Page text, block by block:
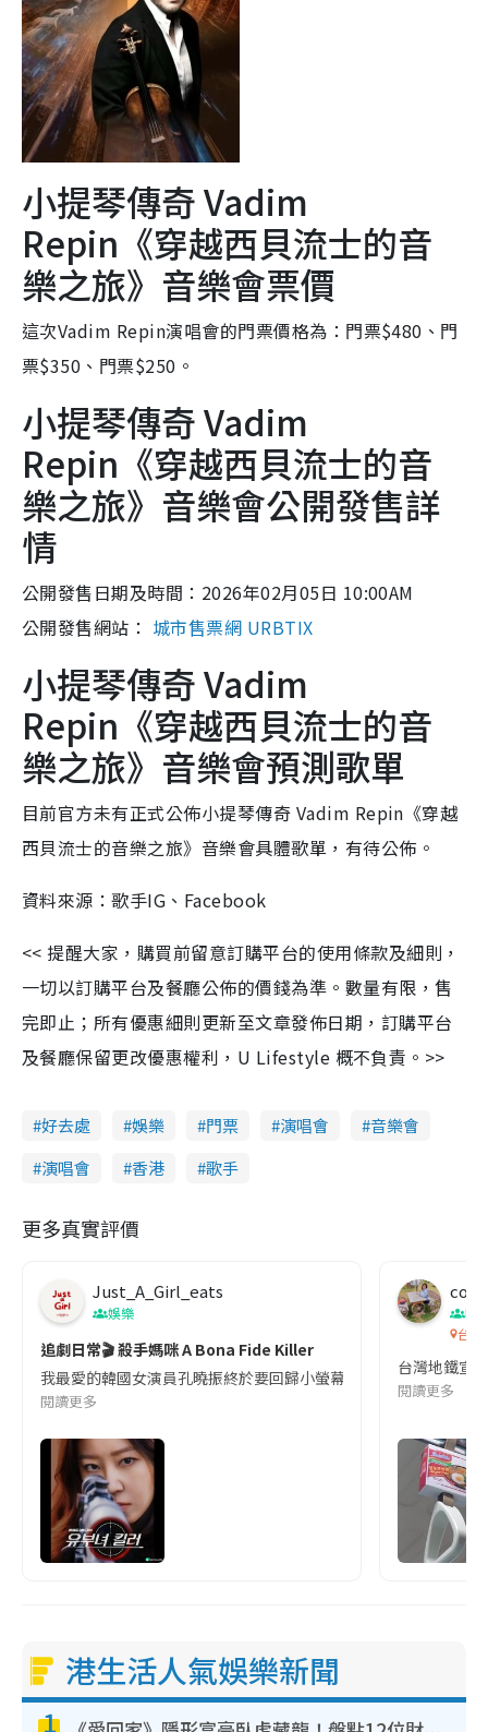
小提琴傳奇 Vadim
Repin《穿越西貝流士的音
樂之旅》音樂會票價
這次Vadim Repin演唱會的門票價格為：門票$480、門
票$350、門票$250。
小提琴傳奇 Vadim
Repin《穿越西貝流士的音
樂之旅》音樂會公開發售詳
情
公開發售日期及時間：2026年02月05日 10:00AM
公開發售網站： 城市售票網 URBTIX
小提琴傳奇 Vadim
Repin《穿越西貝流士的音
樂之旅》音樂會預測歌單
目前官方未有正式公佈小提琴傳奇 Vadim Repin《穿越
西貝流士的音樂之旅》音樂會具體歌單，有待公佈。
資料來源：歌手IG、Facebook
<< 提醒大家，購買前留意訂購平台的使用條款及細則，
一切以訂購平台及餐廳公佈的價錢為準。數量有限，售
完即止；所有優惠細則更新至文章發佈日期，訂購平台
及餐廳保留更改優惠權利，U Lifestyle 概不負責。>>
好去處 娛樂 門票 演唱會
音樂會
演唱會
香港 歌手
更多真實評價
Just_A_Girl_eats
娛樂
追劇日常🎬 殺手媽咪 A Bona Fide Killer
我最愛的韓國女演員孔曉振終於要回歸小螢幕啦!這次的劇本改編
閱讀更多
co
吹
台灣
台灣地鐵宣
閱讀更多
港生活人氣娛樂新聞
1